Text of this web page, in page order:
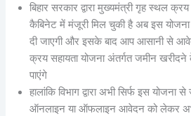
बिहार सरकार द्वारा मुख्यमंत्री गृह स्थल
कैबिनेट में मंजूरी मिल चुकी है अब इस
दी जाएगी और इसके बाद आप आसानी से
क्रय सहायता योजना अंतर्गत जमीन
पाएंगे
हालांकि विभाग द्वारा अभी सिर्फ इस योजना
ऑनलाइन या ऑफलाइन आवेदन को लेकर अभी